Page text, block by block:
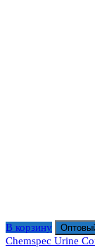
В корзину
Chemspec Urine